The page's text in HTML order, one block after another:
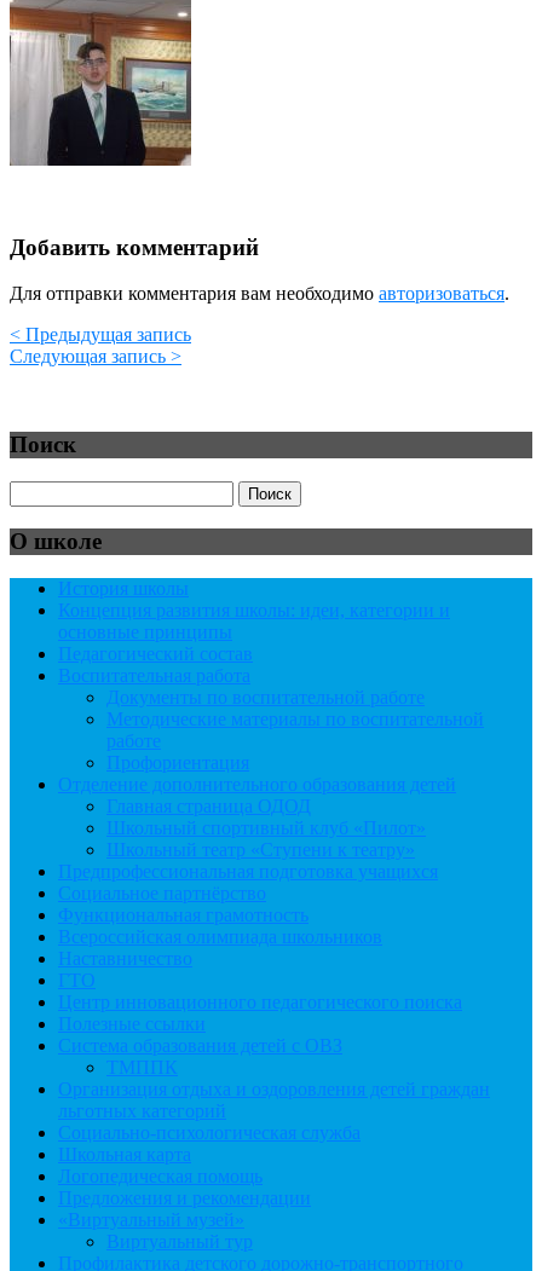
Добавить комментарий
Для отправки комментария вам необходимо авторизоваться.
< Предыдущая запись
Следующая запись >
Поиск
О школе
История школы
Концепция развития школы: идеи, категории и
основные принципы
Педагогический состав
Воспитательная работа
Документы по воспитательной работе
Методические материалы по воспитательной
работе
Профориентация
Отделение дополнительного образования детей
Главная страница ОДОД
Школьный спортивный клуб «Пилот»
Школьный театр «Ступени к театру»
Предпрофессиональная подготовка учащихся
Социальное партнёрство
Функциональная грамотность
Всероссийская олимпиада школьников
Наставничество
ГТО
Центр инновационного педагогического поиска
Полезные ссылки
Система образования детей с ОВЗ
ТМППК
Организация отдыха и оздоровления детей граждан
льготных категорий
Социально-психологическая служба
Школьная карта
Логопедическая помощь
Предложения и рекомендации
«Виртуальный музей»
Виртуальный тур
Профилактика детского дорожно-транспортного